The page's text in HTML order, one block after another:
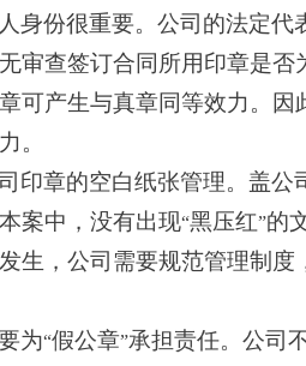
身份很重要。公司的法定
审查签订合同所用印章是
可产生与真章同等效力。
。
印章的空白纸张管理。盖
案中，没有出现“黑压红”的
生，公司需要规范管理制
为“假公章”承担责任。公司